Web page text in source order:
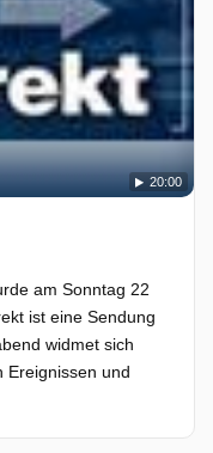
20:00
am Sonntag 22
ist eine Sendung
widmet sich
Ereignissen und